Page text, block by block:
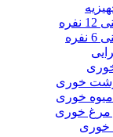
خوری
خوری
مرغ خوری
خوری